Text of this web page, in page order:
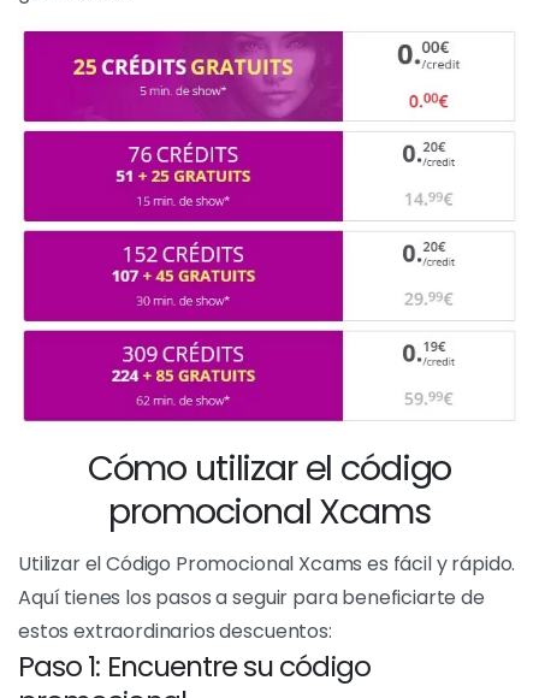
promocional Xcamses mucho más que una
oportunidad para ahorrar dinero. Es una forma
estratégica de disfrutar al máximo de tus sesiones de
vídeo en directo accediendo a descuentos exclusivos,
atractivas ofertas especiales y ventajas adicionales
que añaden una dimensión extra a tu experiencia
Xcams. Aprovechando estas ventajas, no sólo podrás
ahorrar dinero, sino también explorar nuevas facetas
del sitio y disfrutar de una experiencia aún más
gratificante.